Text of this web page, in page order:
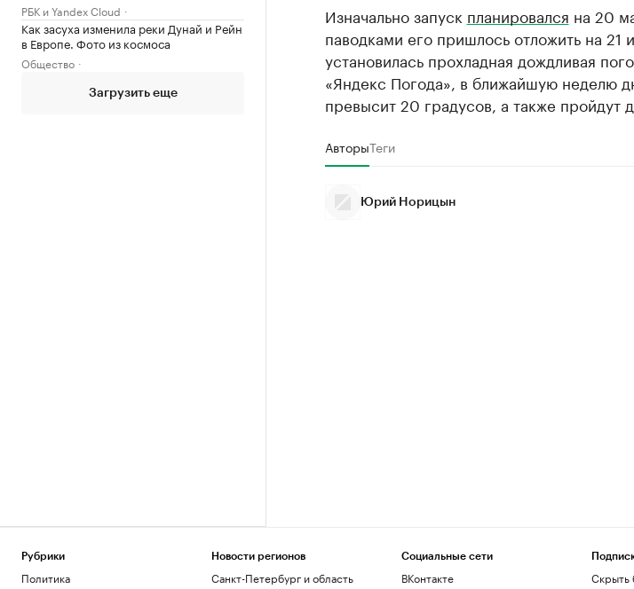
РБК и Yandex Cloud
Как засуха изменила реки Дунай и Рейн
в Европе. Фото из космоса
Общество
Загрузить еще
Изначально запуск планировался на 20
паводками его пришлось отложить на
установилась прохладная дождливая
«Яндекс Погода», в ближайшую неделю
превысит 20 градусов, а также пройдут
АвторыТеги
Юрий Норицын
Рубрики
Политика
Новости регионов
Санкт-Петербург и область
Социальные сети
ВКонтакте
Скрыть